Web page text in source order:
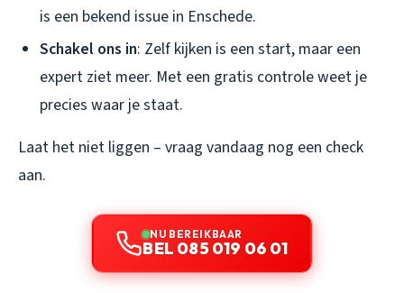
is een bekend issue in Enschede.
Schakel ons in: Zelf kijken is een start, maar een
expert ziet meer. Met een gratis controle weet je
precies waar je staat.
Laat het niet liggen – vraag vandaag nog een check
aan.
NU BEREIKBAAR
BEL 085 019 06 01